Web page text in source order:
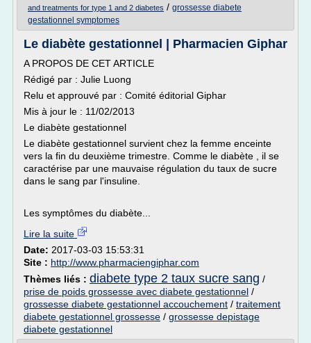
and treatments for type 1 and 2 diabetes / grossesse diabete
gestationnel symptomes
Le diabète gestationnel | Pharmacien Giphar
A PROPOS DE CET ARTICLE
Rédigé par : Julie Luong
Relu et approuvé par : Comité éditorial Giphar
Mis à jour le : 11/02/2013
Le diabète gestationnel
Le diabète gestationnel survient chez la femme enceinte
vers la fin du deuxième trimestre. Comme le diabète , il se
caractérise par une mauvaise régulation du taux de sucre
dans le sang par l'insuline.
Les symptômes du diabète...
Lire la suite
Date: 2017-03-03 15:53:31
Site : http://www.pharmaciengiphar.com
Thèmes liés : diabete type 2 taux sucre sang /
prise de poids grossesse avec diabete gestationnel /
grossesse diabete gestationnel accouchement / traitement
diabete gestationnel grossesse / grossesse depistage
diabete gestationnel